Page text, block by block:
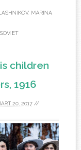
, MARINA
SOVIET
children
1916
20, 2017//